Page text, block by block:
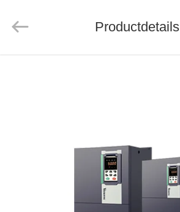
ONGEVEER
FABRIEKSREIS
Ltd..
Productdetails